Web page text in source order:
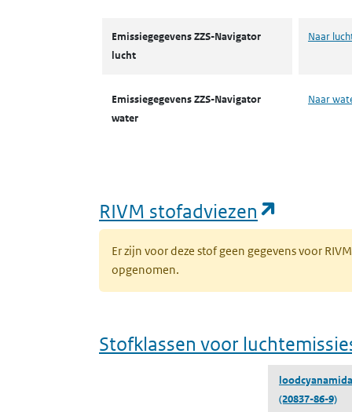
Emissiegegevens ZZS-Navigator
lucht
Naar
Emissiegegevens ZZS-Navigator
water
Naar
RIVM stofadviezen
Er zijn voor deze stof geen gegevens voor
opgenomen.
Stofklassen voor
(20837-86-9)